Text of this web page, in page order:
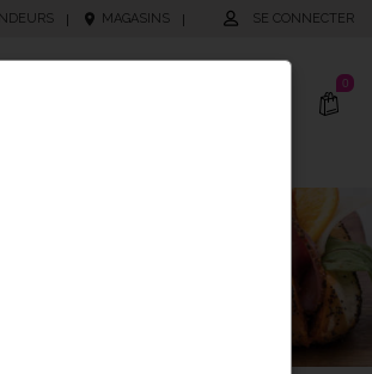
| MAGASINS | SE CONNECTER
0